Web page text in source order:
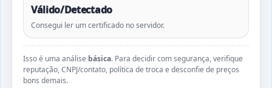
Válido/Detectado
Consegui ler um certificado no servidor.
Isso é uma análise básica. Para decidir com segurança, verifique
reputação, CNPJ/contato, política de troca e desconfie de preços
bons demais.